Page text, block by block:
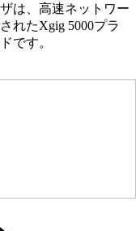
は、高速ネットワー
れたXgig 5000プラ
です。